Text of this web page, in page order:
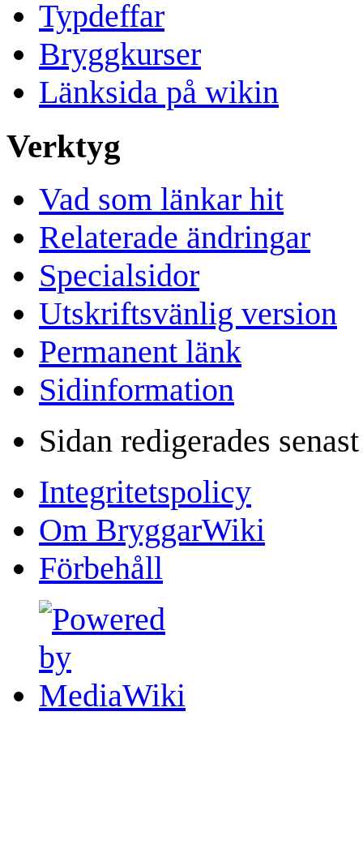
Typdeffar
Bryggkurser
Länksida på wikin
Verktyg
Vad som länkar hit
Relaterade ändringar
Specialsidor
Utskriftsvänlig version
Permanent länk
Sidinformation
Sidan redigerades
Integritetspolicy
Om BryggarWiki
Förbehåll